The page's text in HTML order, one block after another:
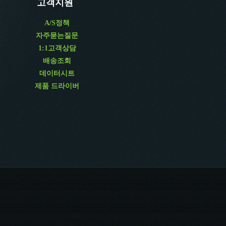
고객지원
A/S정책
자주묻는질문
1:1고객상담
배송조회
데이터시트
제품 드라이버